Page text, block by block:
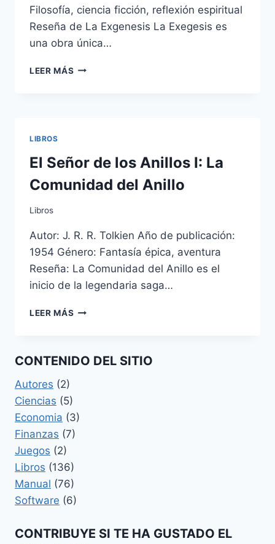
Filosofía, ciencia ficción, reflexión espiritual
Reseña de La Exgenesis La Exegesis es
una obra única…
LEER MÁS LA
LIBROS
El Señor de los Anillos I: La
Comunidad del Anillo
Libros
Autor: J. R. R. Tolkien Año de publicación:
1954 Género: Fantasía épica, aventura
Reseña: La Comunidad del Anillo es el
inicio de la legendaria saga…
LEER MÁS EL
ANILLOS
DEL
CONTENIDO DEL SITIO
Autores (2)
Ciencias (5)
Economia (3)
Finanzas (7)
Juegos (2)
Libros (136)
Manual (76)
Software (6)
CONTRIBUYE SI TE HA GUSTADO EL